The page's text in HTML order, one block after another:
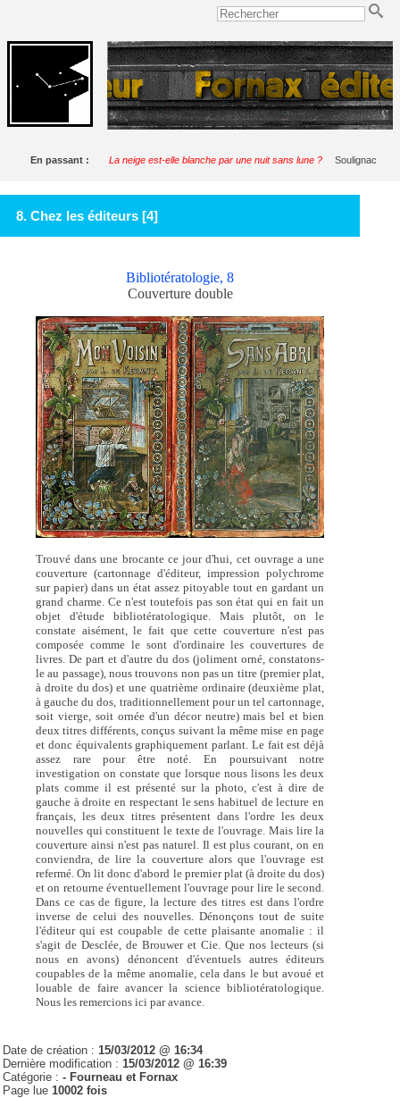
En passant : La neige est-elle blanche par une nuit sans lune ? Soulignac
8. Chez les éditeurs [4]
Bibliotératologie, 8
Couverture double
Trouvé dans une brocante ce jour d'hui, cet ouvrage a une
couverture (cartonnage d'éditeur, impression polychrome
sur papier) dans un état assez pitoyable tout en gardant un
grand charme. Ce n'est toutefois pas son état qui en fait un
objet d'étude bibliotératologique. Mais plutôt, on le
constate aisément, le fait que cette couverture n'est pas
composée comme le sont d'ordinaire les couvertures de
livres. De part et d'autre du dos (joliment orné, constatons-
le au passage), nous trouvons non pas un titre (premier plat,
à droite du dos) et une quatrième ordinaire (deuxième plat,
à gauche du dos, traditionnellement pour un tel cartonnage,
soit vierge, soit ornée d'un décor neutre) mais bel et bien
deux titres différents, conçus suivant la même mise en page
et donc équivalents graphiquement parlant. Le fait est déjà
assez rare pour être noté. En poursuivant notre
investigation on constate que lorsque nous lisons les deux
plats comme il est présenté sur la photo, c'est à dire de
gauche à droite en respectant le sens habituel de lecture en
français, les deux titres présentent dans l'ordre les deux
nouvelles qui constituent le texte de l'ouvrage. Mais lire la
couverture ainsi n'est pas naturel. Il est plus courant, on en
conviendra, de lire la couverture alors que l'ouvrage est
refermé. On lit donc d'abord le premier plat (à droite du dos)
et on retourne éventuellement l'ouvrage pour lire le second.
Dans ce cas de figure, la lecture des titres est dans l'ordre
inverse de celui des nouvelles. Dénonçons tout de suite
l'éditeur qui est coupable de cette plaisante anomalie : il
s'agit de Desclée, de Brouwer et Cie. Que nos lecteurs (si
nous en avons) dénoncent d'éventuels autres éditeurs
coupables de la même anomalie, cela dans le but avoué et
louable de faire avancer la science bibliotératologique.
Nous les remercions ici par avance.
Date de création : 15/03/2012 @ 16:34
Dernière modification : 15/03/2012 @ 16:39
Catégorie :- Fourneau et Fornax
Page lue 10002 fois